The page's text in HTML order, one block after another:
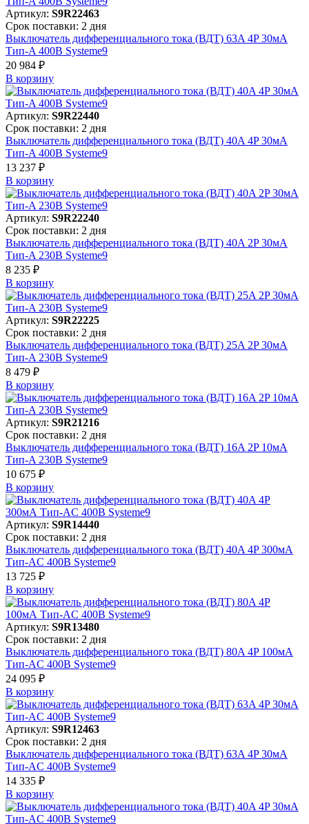
Артикул: S9R22463
Срок поставки: 2 дня
Выключатель дифференциального тока (ВДТ) 63A 4P 30мА
Тип-A 400В Systeme9
20 984 ₽
В корзинy
Артикул: S9R22440
Срок поставки: 2 дня
Выключатель дифференциального тока (ВДТ) 40A 4P 30мА
Тип-A 400В Systeme9
13 237 ₽
В корзинy
Артикул: S9R22240
Срок поставки: 2 дня
Выключатель дифференциального тока (ВДТ) 40A 2P 30мА
Тип-A 230В Systeme9
8 235 ₽
В корзинy
Артикул: S9R22225
Срок поставки: 2 дня
Выключатель дифференциального тока (ВДТ) 25A 2P 30мА
Тип-A 230В Systeme9
8 479 ₽
В корзинy
Артикул: S9R21216
Срок поставки: 2 дня
Выключатель дифференциального тока (ВДТ) 16A 2P 10мА
Тип-A 230В Systeme9
10 675 ₽
В корзинy
Артикул: S9R14440
Срок поставки: 2 дня
Выключатель дифференциального тока (ВДТ) 40A 4P 300мА
Тип-AC 400В Systeme9
13 725 ₽
В корзинy
Артикул: S9R13480
Срок поставки: 2 дня
Выключатель дифференциального тока (ВДТ) 80A 4P 100мА
Тип-AC 400В Systeme9
24 095 ₽
В корзинy
Артикул: S9R12463
Срок поставки: 2 дня
Выключатель дифференциального тока (ВДТ) 63A 4P 30мА
Тип-AC 400В Systeme9
14 335 ₽
В корзинy